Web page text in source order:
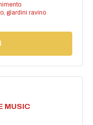
, giardini ravino
MUSIC